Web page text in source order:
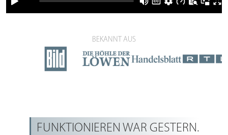
BEKANNT AUS
FUNKTIONIEREN WAR GESTERN.